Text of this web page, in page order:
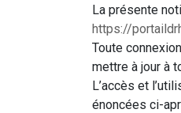
La présente
https://
Toute
mettre à jour à
L’accès et
énoncées ci-